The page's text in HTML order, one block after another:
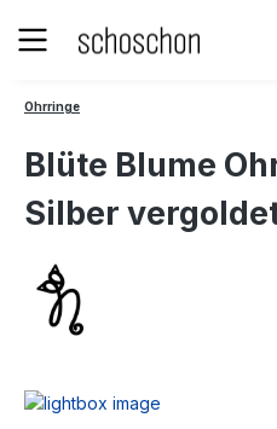
Zum Hauptinhalt springen
Ohrringe
Blüte Blume
Silber